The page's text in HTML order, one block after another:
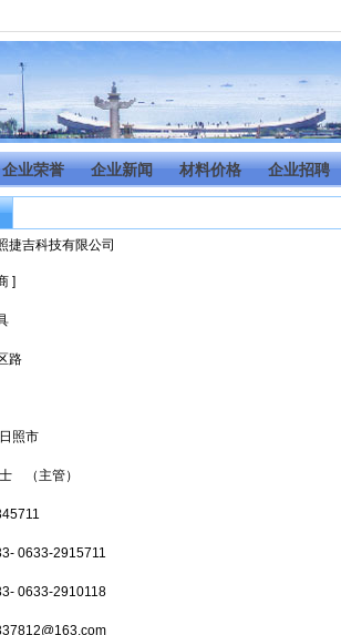
企业荣誉 企业新闻 材料价格 企业招聘
捷吉科技有限公司
]
路
照市
（主管）
0633-2915711
0633-2910118